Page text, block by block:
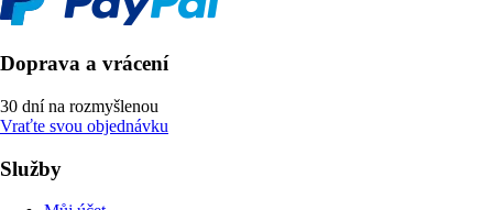
Doprava a vrácení
30 dní na rozmyšlenou
Vraťte svou objednávku
Služby